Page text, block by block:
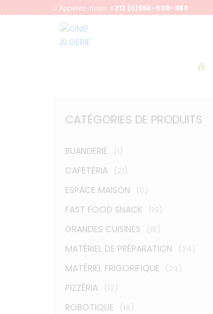
Appelez-nous: +213 (0)560-088-988
CATÉGORIES DE PRODUITS
BUANDERIE (1)
CAFÉTÉRIA (21)
ESPACE MAISON (0)
FAST FOOD SNACK (19)
GRANDES CUISINES (16)
MATÉRIEL DE PRÉPARATION (24)
MATÉRIEL FRIGORIFIQUE (23)
PIZZÉRIA (12)
ROBOTIQUE (18)